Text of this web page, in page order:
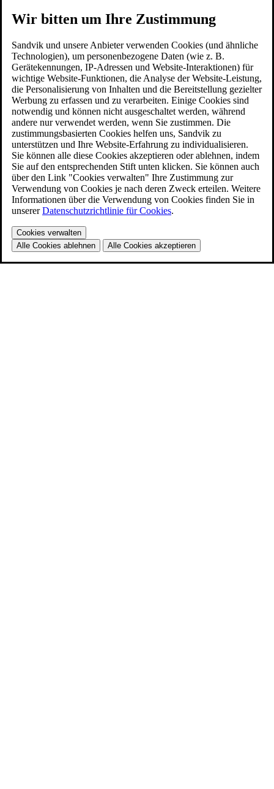
Wir bitten um Ihre Zustimmung
Sandvik und unsere Anbieter verwenden Cookies (und ähnliche
Technologien), um personenbezogene Daten (wie z. B.
Gerätekennungen, IP-Adressen und Website-Interaktionen) für
wichtige Website-Funktionen, die Analyse der Website-Leistung,
die Personalisierung von Inhalten und die Bereitstellung gezielter
Werbung zu erfassen und zu verarbeiten. Einige Cookies sind
notwendig und können nicht ausgeschaltet werden, während
andere nur verwendet werden, wenn Sie zustimmen. Die
zustimmungsbasierten Cookies helfen uns, Sandvik zu
unterstützen und Ihre Website-Erfahrung zu individualisieren.
Sie können alle diese Cookies akzeptieren oder ablehnen, indem
Sie auf den entsprechenden Stift unten klicken. Sie können auch
über den Link "Cookies verwalten" Ihre Zustimmung zur
Verwendung von Cookies je nach deren Zweck erteilen. Weitere
Informationen über die Verwendung von Cookies finden Sie in
unsererDatenschutzrichtlinie für Cookies.
Cookies verwalten
Alle Cookies ablehnen
Alle Cookies akzeptieren